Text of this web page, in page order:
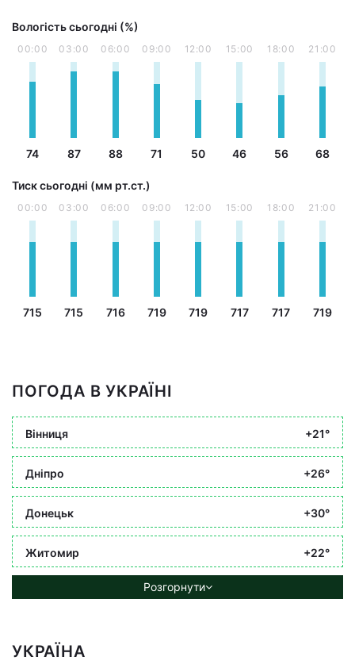
Вологість сьогодні (%)
00:00
74
03:00
87
06:00
88
09:00
71
12:00
50
15:00
46
18:00
56
21:00
68
Тиск сьогодні (мм рт.ст.)
00:00
715
03:00
715
06:00
716
09:00
719
12:00
719
15:00
717
18:00
717
21:00
719
ПОГОДА В УКРАЇНІ
Вінниця +21°
Дніпро +26°
Донецьк +30°
Житомир +22°
Розгорнути
УКРАЇНА